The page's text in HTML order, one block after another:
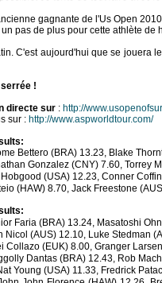
gagnante de l'Us Open
un pas de plus pour cette athlète de
C'est aujourd'hui que se jouera
!
directe sur : http://
sur : http://www.aspworldtour.com/
Bettero (BRA) 13.23, Blake
Gonzalez (CNY) 7.60, Torrey
(USA) 12.23, Conner
(HAW) 8.70, Jack Freestone
Faria (BRA) 13.24, Masatoshi
Nicol (AUS) 12.10, Luke Stedman
Collazo (EUK) 8.00, Granger
Dantas (BRA) 12.43, Rob
Young (USA) 11.33, Fredrick